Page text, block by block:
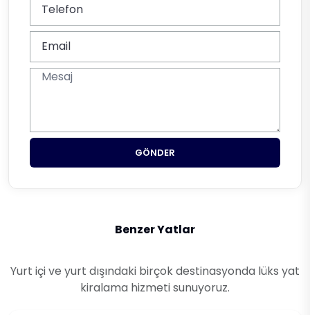
GÖNDER
Benzer Yatlar
Yurt içi ve yurt dışındaki birçok destinasyonda lüks yat
kiralama hizmeti sunuyoruz.